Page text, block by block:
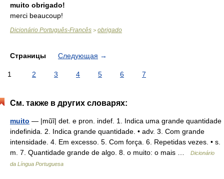
muito obrigado!
merci beaucoup!
Dicionário Português-Francês > obrigado
Страницы Следующая →
1 2 3 4 5 6 7
См. также в других словарях:
muito — |mũĩ| det. e pron. indef. 1. Indica uma grande quantidade
indefinida. 2. Indica grande quantidade. • adv. 3. Com grande
intensidade. 4. Em excesso. 5. Com força. 6. Repetidas vezes. • s.
m. 7. Quantidade grande de algo. 8. o muito: o mais …
Dicionário
da Língua Portuguesa